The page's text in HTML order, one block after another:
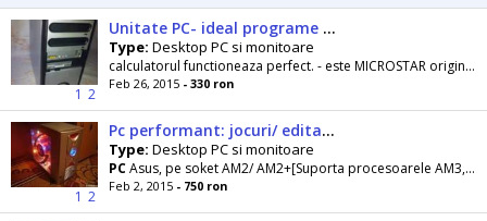
1 2
Unitate PC- ideal programe contabilitate
Type: Desktop PC si monitoare
calculatorul functioneaza perfect. - este MICROSTAR original model MED MT 199. - hard disk 160 Gb. - DVD- RW dual- layer. - procesor Intel de...
Feb 26, 2015 - 330 ron
1 2
Pc performant: jocuri/ editare/ office/ aplicatii/ filme hd/
Type: Desktop PC si monitoare
PCAsus, pe soket AM2/ AM2+[Suporta procesoarele AM3, are ultima versiune BIOS] model placa de baza
Feb 2, 2015 - 750 ron